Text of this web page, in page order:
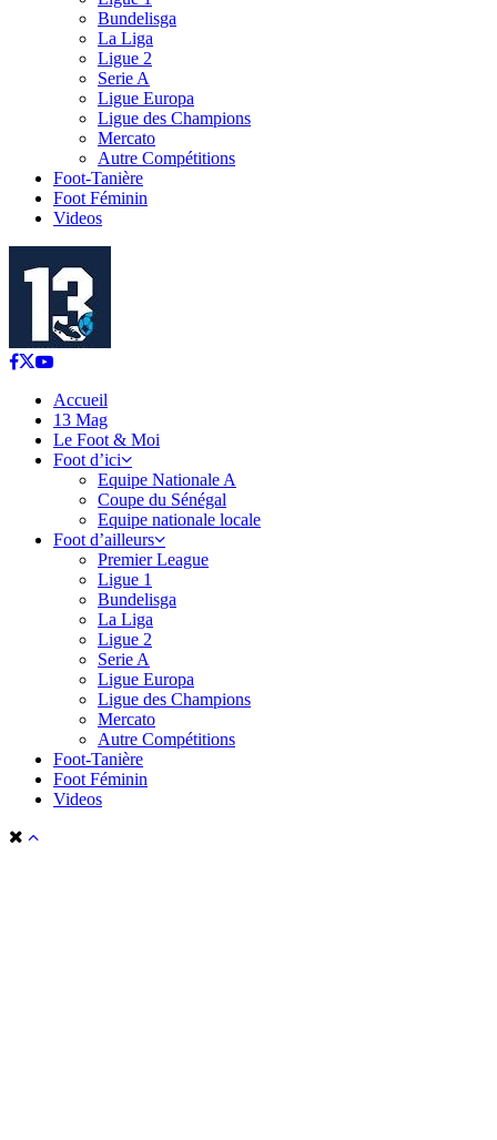
Bundelisga
La Liga
Ligue 2
Serie A
Ligue Europa
Ligue des Champions
Mercato
Autre Compétitions
Foot-Tanière
Foot Féminin
Videos
Facebook
Twitter
Youtube
Accueil
13 Mag
Le Foot & Moi
Foot d’ici
Equipe Nationale A
Coupe du Sénégal
Equipe nationale locale
Foot d’ailleurs
Premier League
Ligue 1
Bundelisga
La Liga
Ligue 2
Serie A
Ligue Europa
Ligue des Champions
Mercato
Autre Compétitions
Foot-Tanière
Foot Féminin
Videos